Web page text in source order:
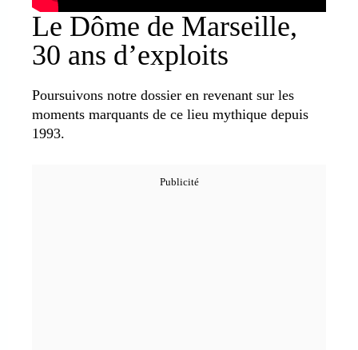
Le Dôme de Marseille,
30 ans d’exploits
Poursuivons notre dossier en revenant sur les
moments marquants de ce lieu mythique depuis
1993.